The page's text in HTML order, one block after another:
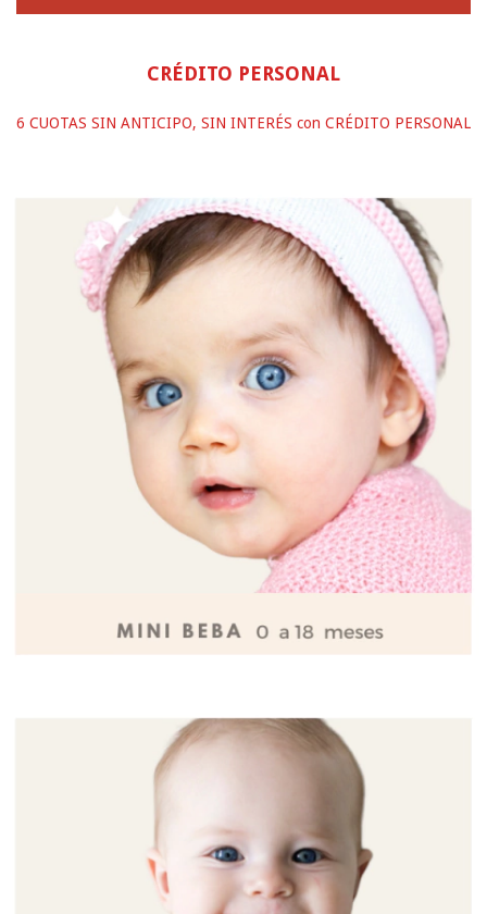
CRÉDITO PERSONAL
6 CUOTAS SIN ANTICIPO, SIN INTERÉS con CRÉDITO PERSONAL